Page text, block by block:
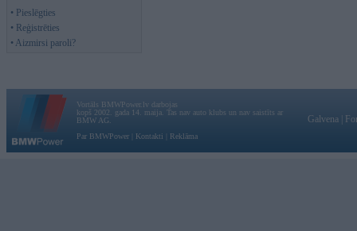
• Pieslēgties
• Reģistrēties
• Aizmirsi paroli?
Vortāls BMWPower.lv darbojas
kopš 2002. gada 14. maija. Tas nav auto klubs un nav saistīts ar
BMW AG.
Par BMWPower
Kontakti Reklāma
Galvena